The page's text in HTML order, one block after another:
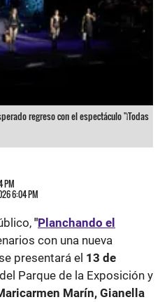
regreso con el espectáculo "¡Todas
PM
6:04 PM
"Planchando el
con una nueva
presentará el 13 de
Parque de la Exposición y
Marín, Gianella